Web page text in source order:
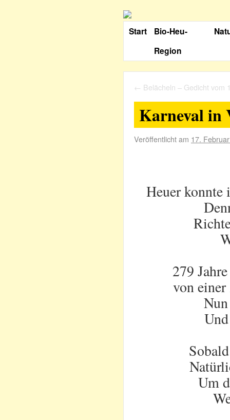
Start
Bio-Heu-
Region
← Belächeln – Gedicht vom
Karneval in
Veröffentlicht am 17.
Heuer konnte
279
von einer
Um